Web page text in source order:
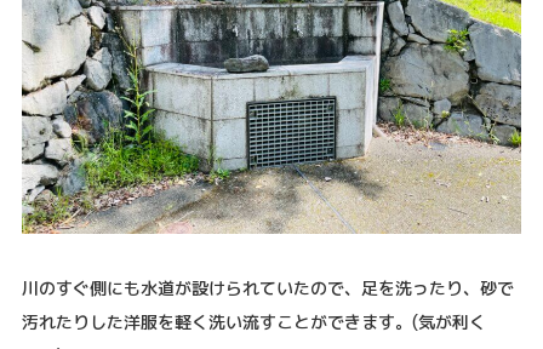
川のすぐ側にも水道が設けられていたので、足を洗ったり、砂で
汚れたりした洋服を軽く洗い流すことができます。(気が利く